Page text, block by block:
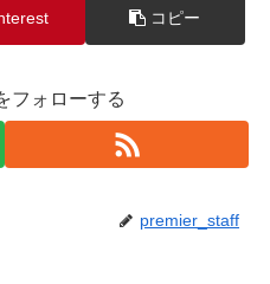
コピー
フォローする
premier_staff